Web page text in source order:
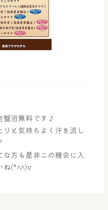
盤浴無料です♪
りと気持ちよく汗を流し
な方も是非この機会に入
ね(*^^)v